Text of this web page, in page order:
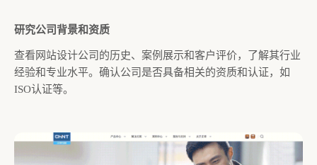
研究公司背景和资质
查看网站设计公司的历史、案例展示和客户评价，了解其行业
经验和专业水平。确认公司是否具备相关的资质和认证，如
ISO认证等。